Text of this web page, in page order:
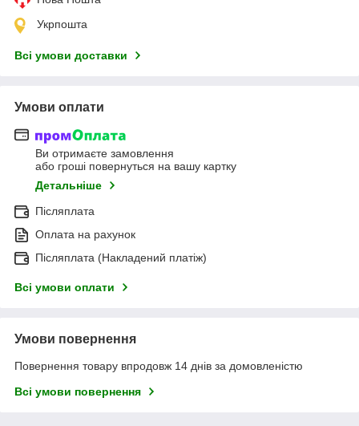
Укрпошта
Всі умови доставки
Умови оплати
Ви отримаєте замовлення
або гроші повернуться на вашу картку
Детальніше
Післяплата
Оплата на рахунок
Післяплата (Накладений платіж)
Всі умови оплати
Умови повернення
Повернення товару впродовж 14 днів за домовленістю
Всі умови повернення